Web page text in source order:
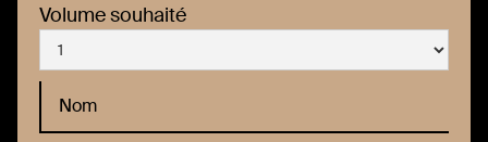
Volume souhaité